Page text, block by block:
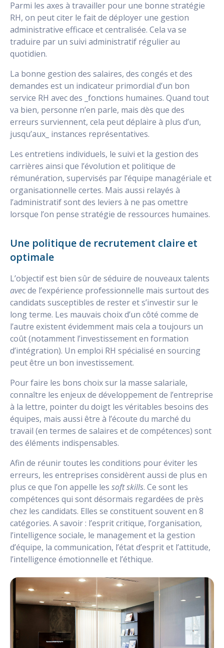
Parmi les axes à travailler pour une bonne stratégie
RH, on peut citer le fait de déployer une gestion
administrative efficace et centralisée. Cela va se
traduire par un suivi administratif régulier au
quotidien.
La bonne gestion des salaires, des congés et des
demandes est un indicateur primordial d’un bon
service RH avec des _fonctions humaines. Quand tout
va bien, personne n’en parle, mais dès que des
erreurs surviennent, cela peut déplaire à plus d’un,
jusqu’aux_ instances représentatives.
Les entretiens individuels, le suivi et la gestion des
carrières ainsi que l’évolution et politique de
rémunération, supervisés par l’équipe managériale et
organisationnelle certes. Mais aussi relayés à
l’administratif sont des leviers à ne pas omettre
lorsque l’on pense stratégie de ressources humaines.
Une politique de recrutement claire et
optimale
L’objectif est bien sûr de séduire de nouveaux talents
avec de l’expérience professionnelle mais surtout des
candidats susceptibles de rester et s’investir sur le
long terme. Les mauvais choix d’un côté comme de
l’autre existent évidemment mais cela a toujours un
coût (notamment l’investissement en formation
d’intégration). Un emploi RH spécialisé en sourcing
peut être un bon investissement.
Pour faire les bons choix sur la masse salariale,
connaître les enjeux de développement de l’entreprise
à la lettre, pointer du doigt les véritables besoins des
équipes, mais aussi être à l’écoute du marché du
travail (en termes de salaires et de compétences) sont
des éléments indispensables.
Afin de réunir toutes les conditions pour éviter les
erreurs, les entreprises considèrent aussi de plus en
plus ce que l’on appelle les soft skills. Ce sont les
compétences qui sont désormais regardées de près
chez les candidats. Elles se constituent souvent en 8
catégories. A savoir : l’esprit critique, l’organisation,
l’intelligence sociale, le management et la gestion
d’équipe, la communication, l’état d’esprit et l’attitude,
l’intelligence émotionnelle et l’éthique.